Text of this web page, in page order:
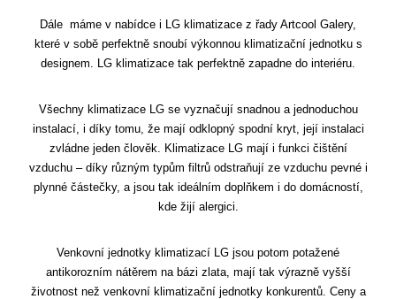
Dále máme v nabídce i LG klimatizace z řady Artcool Galery,
které v sobě perfektně snoubí výkonnou klimatizační jednotku s
designem. LG klimatizace tak perfektně zapadne do interiéru.
Všechny klimatizace LG se vyznačují snadnou a jednoduchou
instalací, i díky tomu, že mají odklopný spodní kryt, její instalaci
zvládne jeden člověk. Klimatizace LG mají i funkci čištění
vzduchu – díky různým typům filtrů odstraňují ze vzduchu pevné i
plynné částečky, a jsou tak ideálním doplňkem i do domácností,
kde žijí alergici.
Venkovní jednotky klimatizací LG jsou potom potažené
antikorozním nátěrem na bázi zlata, mají tak výrazně vyšší
životnost než venkovní klimatizační jednotky konkurentů. Ceny a